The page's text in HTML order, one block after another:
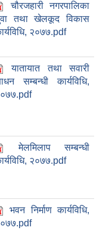
चौरजहारी नगरपालिका
तथा खेलकूद विकास
२०७७.pdf
यातायात तथा सवारी
सम्बन्धी कार्यविधि,
मेलमिलाप सम्बन्धी
२०७७.pdf
भवन निर्माण कार्यविधि,